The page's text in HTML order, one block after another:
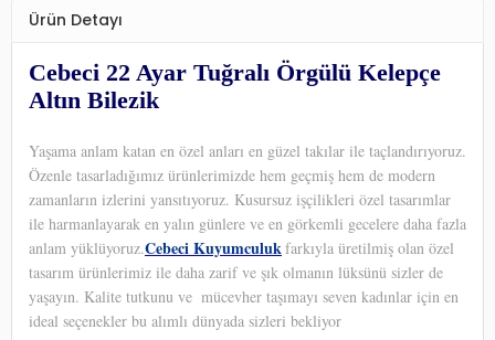
Ürün Detayı
Cebeci 22 Ayar Tuğralı Örgülü Kelepçe
Altın Bilezik
Yaşama anlam katan en özel anları en güzel takılar ile taçlandırıyoruz.
Özenle tasarladığımız ürünlerimizde hem geçmiş hem de modern
zamanların izlerini yansıtıyoruz. Kusursuz işçilikleri özel tasarımlar
ile harmanlayarak en yalın günlere ve en görkemli gecelere daha fazla
anlam yüklüyoruz.Cebeci Kuyumculukfarkıyla üretilmiş olan özel
tasarım ürünlerimiz ile daha zarif ve şık olmanın lüksünü sizler de
yaşayın. Kalite tutkunu ve mücevher taşımayı seven kadınlar için en
ideal seçenekler bu alımlı dünyada sizleri bekliyor